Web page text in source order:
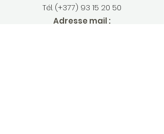
Tél. (+377) 93 15 20 50
Adresse mail :